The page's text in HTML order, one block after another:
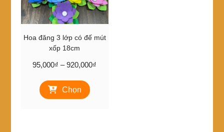
Hoa đăng 3 lớp có đế mút
xốp 18cm
95,000₫ – 920,000₫
Chọn
phẩm